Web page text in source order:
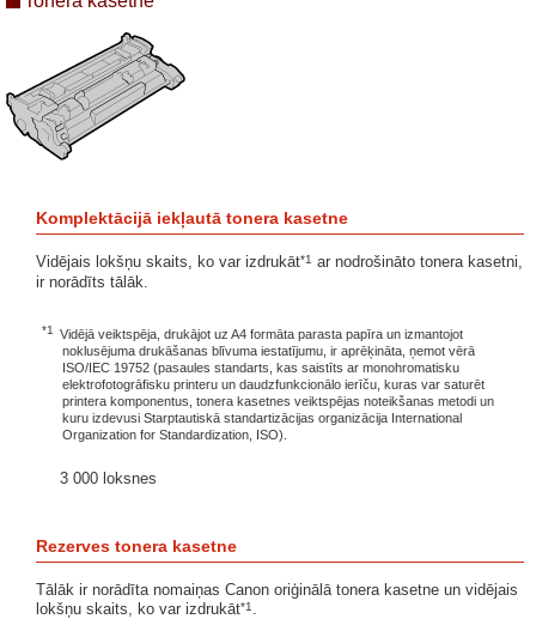
Komplektācijā iekļautā tonera kasetne
Vidējais lokšņu skaits, ko var izdrukāt*1 ar nodrošināto tonera kasetni,
ir norādīts tālāk.
*1
Vidējā veiktspēja, drukājot uz A4 formāta parasta papīra un izmantojot
noklusējuma drukāšanas blīvuma iestatījumu, ir aprēķināta, ņemot vērā
ISO/IEC 19752 (pasaules standarts, kas saistīts ar monohromatisku
elektrofotogrāfisku printeru un daudzfunkcionālo ierīču, kuras var saturēt
printera komponentus, tonera kasetnes veiktspējas noteikšanas metodi un
kuru izdevusi Starptautiskā standartizācijas organizācija International
Organization for Standardization, ISO).
3 000 loksnes
Rezerves tonera kasetne
Tālāk ir norādīta nomaiņas Canon oriģinālā tonera kasetne un vidējais
lokšņu skaits, ko var izdrukāt*1 .